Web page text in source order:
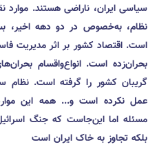
سیاسی ایران، ناراضی هستند.
نظام، به‌خصوص در دو دهه اخیر،
است. اقتصاد کشور بر اثر مدیریت
بحران‌زده است. انواع‌واقسام
گریبان کشور را گرفته است.
عمل نکرده است و... همه این
مسئله اما این‌جاست که جنگ
بلکه تجاوز به خاک ایران است